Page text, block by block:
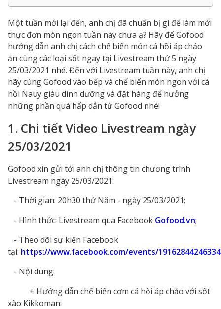
Một tuần mới lại đến, anh chị đã chuẩn bị gì để làm mới
thực đơn món ngon tuần này chưa ạ? Hãy để Gofood
hướng dẫn anh chị cách chế biến món cá hồi áp chảo
ăn cùng các loại sốt ngay tại Livestream thứ 5 ngày
25/03/2021 nhé. Đến với Livestream tuần này, anh chị
hãy cùng Gofood vào bếp và chế biến món ngon với cá
hồi Nauy giàu dinh dưỡng và đặt hàng để hưởng
những phần quá hấp dẫn từ Gofood nhé!
1. Chi tiết Video Livestream ngày
25/03/2021
Gofood xin gửi tới anh chị thông tin chương trình
Livestream ngày 25/03/2021:
- Thời gian: 20h30 thứ Năm - ngày 25/03/2021;
- Hình thức: Livestream qua Facebook Gofood.vn;
- Theo dõi sự kiện Facebook
tại: https://www.facebook.com/events/
- Nội dung:
+ Hướng dẫn chế biến cơm cá hồi áp chảo với sốt
xào Kikkoman: